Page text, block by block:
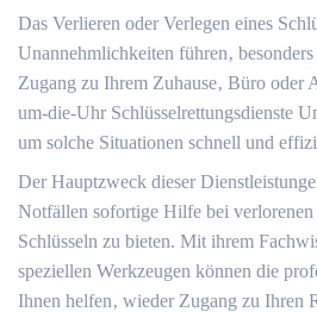
Das Verlieren oder Verlegen eines
Unannehmlichkeiten führen‚
Zugang zu Ihrem Zuhause‚ Büro oder
um-die-Uhr Schlüsselrettungsdienste
um solche Situationen schnell und
Der Hauptzweck dieser
Notfällen sofortige Hilfe bei verlorenen
Schlüsseln zu bieten.​ Mit ihrem
speziellen Werkzeugen können die
Ihnen helfen‚ wieder Zugang zu Ihren